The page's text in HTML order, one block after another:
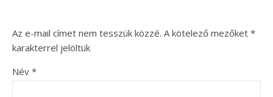
Az e-mail címet nem tesszük közzé. A kötelező mezőket *
karakterrel jelöltük
Név *